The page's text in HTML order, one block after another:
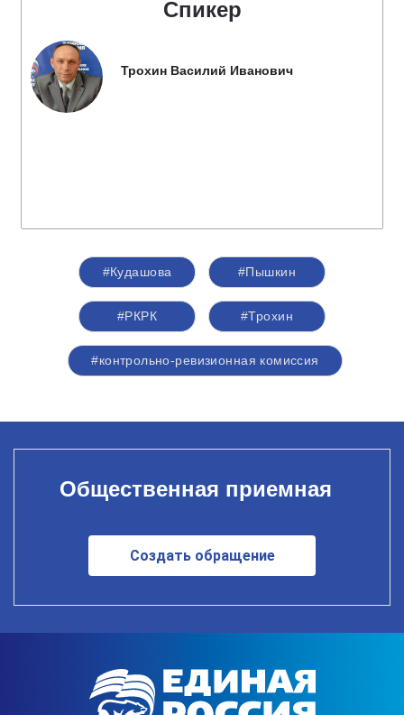
Спикер
Трохин Василий Иванович
#Кудашова #Пышкин
#РКРК #Трохин
#контрольно-ревизионная комиссия
Общественная приемная
Создать обращение